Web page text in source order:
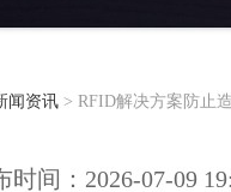
闻资讯 > RFID解决方案防止
时间：2026-07-09